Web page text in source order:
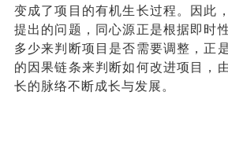
变成了项目的有机生长过程。因此
提出的问题，同心源正是根据即时
多少来判断项目是否需要调整，正
的因果链条来判断如何改进项目，
长的脉络不断成长与发展 。